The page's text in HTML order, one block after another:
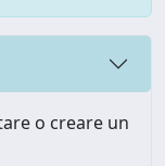
o creare un